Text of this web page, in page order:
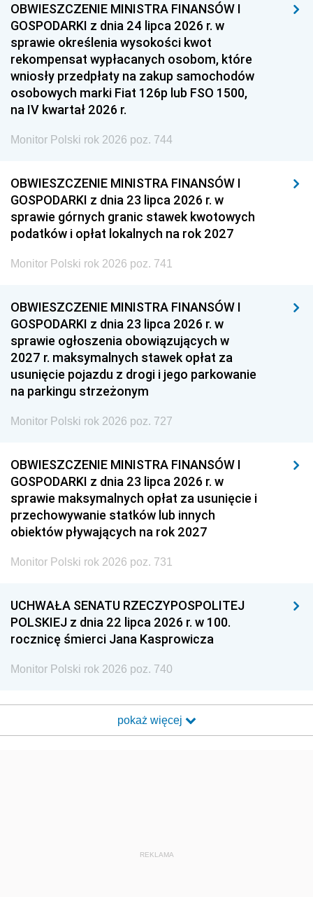
OBWIESZCZENIE MINISTRA FINANSÓW I
GOSPODARKI z dnia 24 lipca 2026 r. w
sprawie określenia wysokości kwot
rekompensat wypłacanych osobom, które
wniosły przedpłaty na zakup samochodów
osobowych marki Fiat 126p lub FSO 1500,
na IV kwartał 2026 r.
Monitor Polski rok 2026 poz. 744
OBWIESZCZENIE MINISTRA FINANSÓW I
GOSPODARKI z dnia 23 lipca 2026 r. w
sprawie górnych granic stawek kwotowych
podatków i opłat lokalnych na rok 2027
Monitor Polski rok 2026 poz. 741
OBWIESZCZENIE MINISTRA FINANSÓW I
GOSPODARKI z dnia 23 lipca 2026 r. w
sprawie ogłoszenia obowiązujących w
2027 r. maksymalnych stawek opłat za
usunięcie pojazdu z drogi i jego parkowanie
na parkingu strzeżonym
Monitor Polski rok 2026 poz. 727
OBWIESZCZENIE MINISTRA FINANSÓW I
GOSPODARKI z dnia 23 lipca 2026 r. w
sprawie maksymalnych opłat za usunięcie i
przechowywanie statków lub innych
obiektów pływających na rok 2027
Monitor Polski rok 2026 poz. 731
UCHWAŁA SENATU RZECZYPOSPOLITEJ
POLSKIEJ z dnia 22 lipca 2026 r. w 100.
rocznicę śmierci Jana Kasprowicza
Monitor Polski rok 2026 poz. 740
pokaż więcej
REKLAMA